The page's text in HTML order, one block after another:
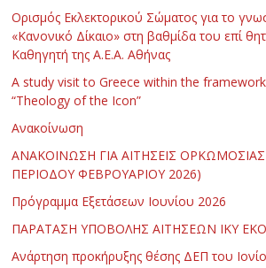
Ορισμός Εκλεκτορικού Σώματος για το
«Κανονικό Δίκαιο» στη βαθμίδα του επί
Καθηγητή της Α.Ε.Α. Αθήνας
Α study visit to Greece within the
“Theology of the Icon”
Ανακοίνωση
ΑΝΑΚΟΙΝΩΣΗ ΓΙΑ ΑΙΤΗΣΕΙΣ ΟΡΚΩΜΟΣΙΑΣ
ΠΕΡΙΟΔΟΥ ΦΕΒΡΟΥΑΡΙΟΥ 2026)
Πρόγραμμα Εξετάσεων Ιουνίου 2026
ΠΑΡΑΤΑΣΗ ΥΠΟΒΟΛΗΣ ΑΙΤΗΣΕΩΝ ΙΚΥ ΕΚΟ
Ανάρτηση προκήρυξης θέσης ΔΕΠ του